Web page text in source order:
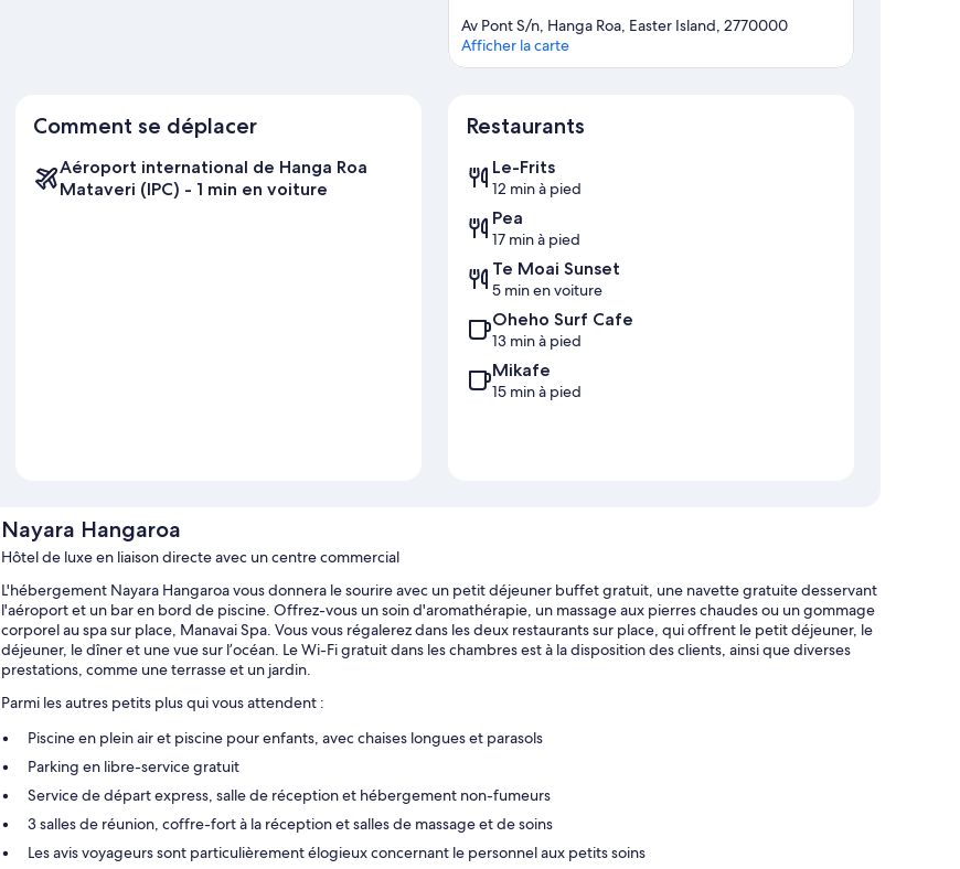
Av Pont S/n, Hanga Roa, Easter Island, 2770000
Afficher la carte
Comment se déplacer
Aéroport international de Hanga Roa
Mataveri (IPC) - 1 min en voiture
Restaurants
Le-Frits
12 min à pied
Pea
17 min à pied
Te Moai Sunset
5 min en voiture
Oheho Surf Cafe
13 min à pied
Mikafe
15 min à pied
Nayara Hangaroa
Hôtel de luxe en liaison directe avec un centre commercial
L'hébergement Nayara Hangaroa vous donnera le sourire avec un petit déjeuner buffet gratuit, une navette gratuite desservant
l'aéroport et un bar en bord de piscine. Offrez-vous un soin d'aromathérapie, un massage aux pierres chaudes ou un gommage
corporel au spa sur place, Manavai Spa. Vous vous régalerez dans les deux restaurants sur place, qui offrent le petit déjeuner, le
déjeuner, le dîner et une vue sur l’océan. Le Wi-Fi gratuit dans les chambres est à la disposition des clients, ainsi que diverses
prestations, comme une terrasse et un jardin.
Parmi les autres petits plus qui vous attendent :
Piscine en plein air et piscine pour enfants, avec chaises longues et parasols
Parking en libre-service gratuit
Service de départ express, salle de réception et hébergement non-fumeurs
3 salles de réunion, coffre-fort à la réception et salles de massage et de soins
Les avis voyageurs sont particulièrement élogieux concernant le personnel aux petits soins